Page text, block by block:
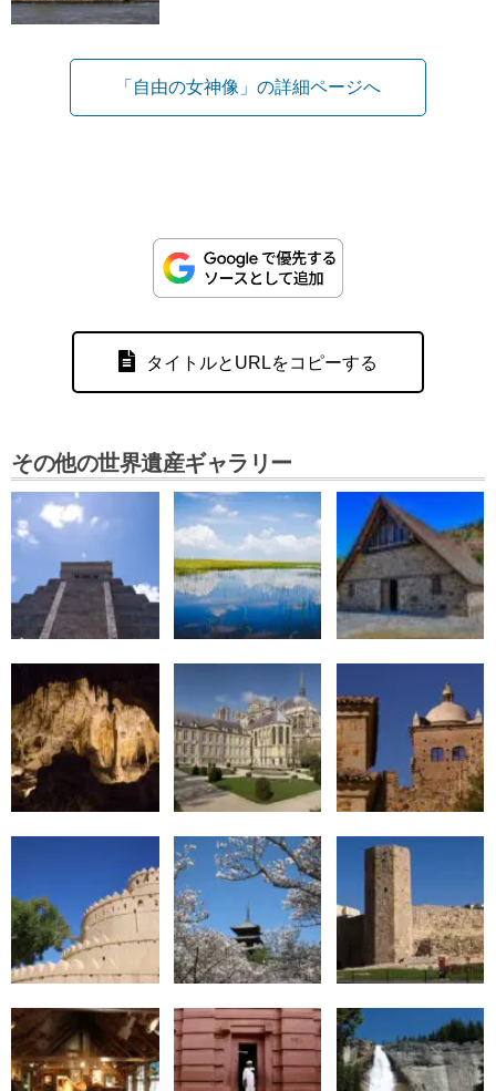
「自由の女神像」の詳細ページへ
タイトルとURLをコピーする
その他の世界遺産ギャラリー